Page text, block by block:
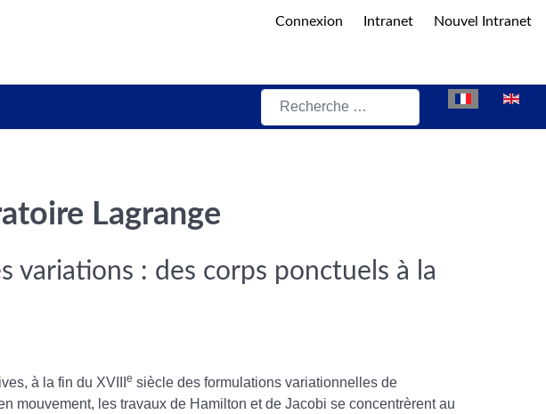
Connexion Intranet Nouvel Intranet
Rechercher Sélectionnez
Lagrange
variations : des corps ponctuels à la
à la fin du XVIII e siècle des formulations variationnelles de
mouvement, les travaux de Hamilton et de Jacobi se concentrèrent au